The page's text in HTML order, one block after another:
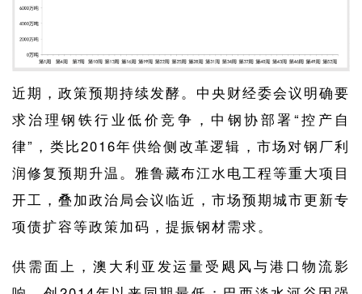
近期，政策预期持续发酵。中央财经委会议明确要
求治理钢铁行业低价竞争，中钢协部署“控产自
律”，类比2016年供给侧改革逻辑，市场对钢厂利
润修复预期升温。雅鲁藏布江水电工程等重大项目
开工，叠加政治局会议临近，市场预期城市更新专
项债扩容等政策加码，提振钢材需求。
供需面上，澳大利亚发运量受飓风与港口物流影